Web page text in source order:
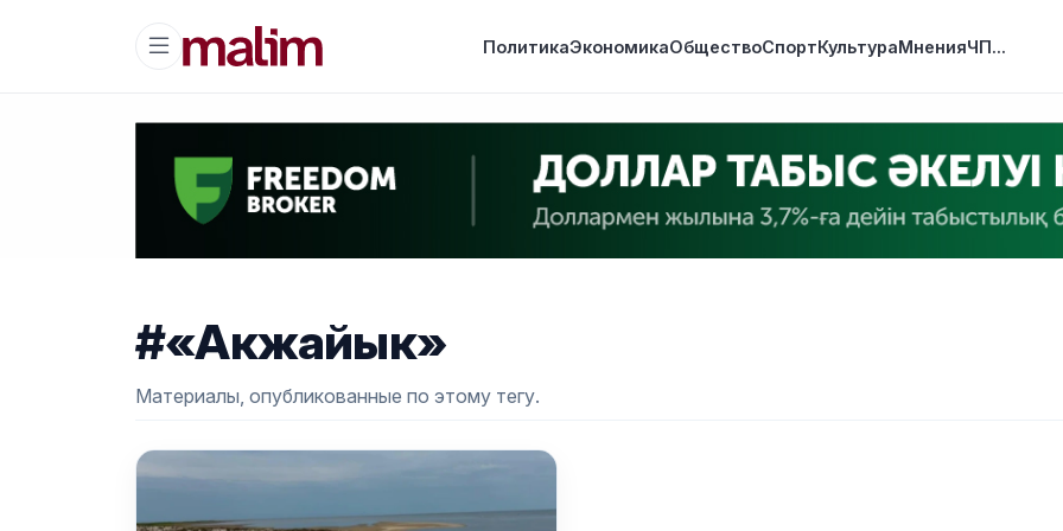
ПолитикаЭкономикаОбществоСпортКультураМненияЧП...
#«Акжайык»
Материалы, опубликованные по этому тегу.